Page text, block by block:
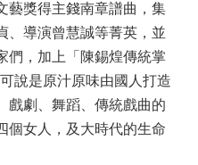
藝獎得主錢南章譜曲，集
、導演曾慧誠等菁英，並
們，加上「陳錫煌傳統掌
說是原汁原味由國人打造
戲劇、舞蹈、傳統戲曲的
個女人，及大時代的生命